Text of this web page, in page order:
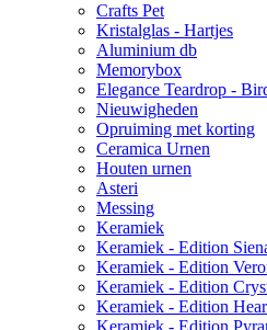
Crafts Pet
Kristalglas - Hartjes
Aluminium db
Memorybox
Elegance Teardrop -
Nieuwigheden
Opruiming met korting
Ceramica Urnen
Houten urnen
Asteri
Messing
Keramiek
Keramiek - Edition
Keramiek - Edition
Keramiek - Edition
Keramiek - Edition
Keramiek - Edition